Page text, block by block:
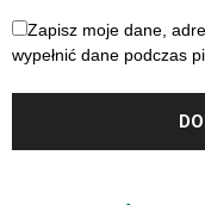
Zapisz moje dane,
wypełnić dane podczas